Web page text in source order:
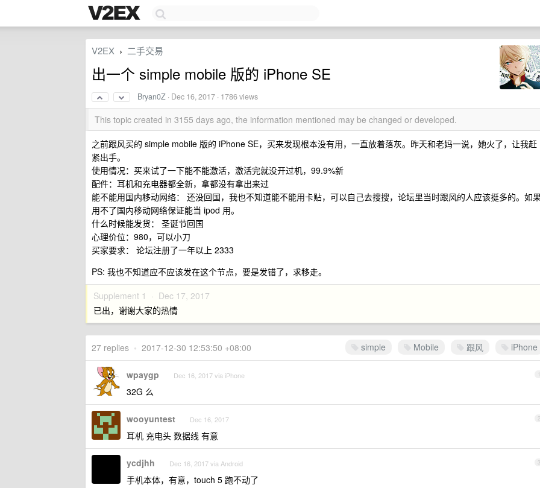
V2EX › 二手交易
出一个 simple mobile 版的 iPhone SE
Bryan0Z · Dec 16, 2017 · 1786 views
This topic created in 3155 days ago, the information mentioned may be changed or developed.
之前跟风买的 simple mobile 版的 iPhone SE，买来发现根本没有用，一直放着落灰。昨天和老妈一说，她火了，让我赶
紧出手。
使用情况：买来试了一下能不能激活，激活完就没开过机，99.9%新
配件：耳机和充电器都全新，拿都没有拿出来过
能不能用国内移动网络： 还没回国，我也不知道能不能用卡贴，可以自己去搜搜，论坛里当时跟风的人应该挺多的。如
用不了国内移动网络保证能当 ipod 用。
什么时候能发货： 圣诞节回国
心理价位：980，可以小刀
买家要求： 论坛注册了一年以上 2333
PS: 我也不知道应不应该发在这个节点，要是发错了，求移走。
Supplement 1 · Dec 17, 2017
已出，谢谢大家的热情
simple Mobile 跟风 iPhone
27 replies • 2017-12-30 12:53:50 +08:00
1
wpaygp Dec 16, 2017 via iPhone
32G 么
2
wooyuntest Dec 16, 2017
耳机 充电头 数据线 有意
3
ycdjhh Dec 16, 2017 via Android
手机本体，有意，touch 5 跑不动了